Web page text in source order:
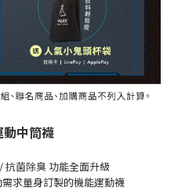
中筒襪
抗菌除臭 功能全面升級
求量身訂製的機能運動襪